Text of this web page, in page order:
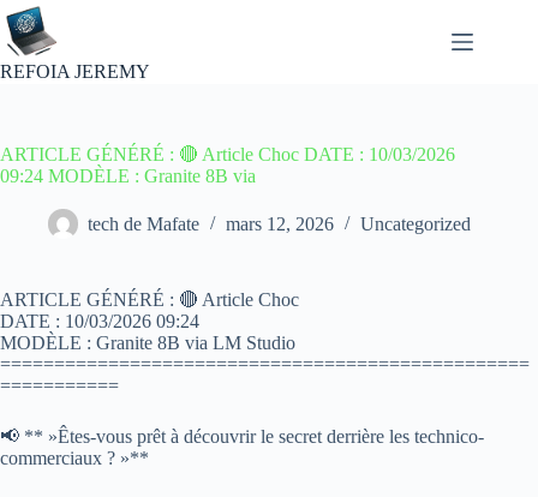
Passer
au
contenu
REFOIA JEREMY
ARTICLE GÉNÉRÉ : 🔴 Article Choc DATE : 10/03/2026
09:24 MODÈLE : Granite 8B via
tech de Mafate mars 12, 2026 Uncategorized
ARTICLE GÉNÉRÉ : 🔴 Article Choc
DATE : 10/03/2026 09:24
MODÈLE : Granite 8B via LM Studio
=================================================
===========
📢 ** »Êtes-vous prêt à découvrir le secret derrière les technico-
commerciaux ? »**